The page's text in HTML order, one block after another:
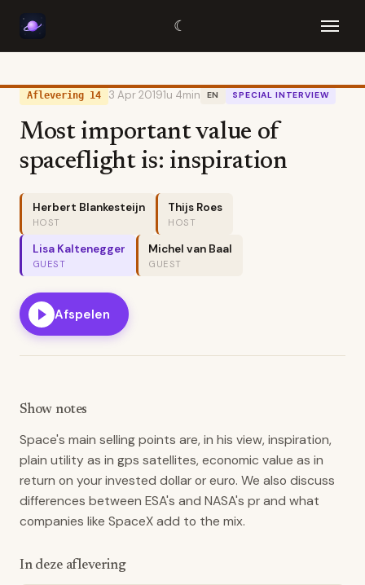
☾
Aflevering 14 3 Apr 20191u 4min EN SPECIAL INTERVIEW
Most important value of
spaceflight is: inspiration
Herbert Blankesteijn
HOST
Thijs Roes
HOST
Lisa Kaltenegger
GUEST
Michel van Baal
GUEST
Afspelen
Show notes
Space's main selling points are, in his view, inspiration,
plain utility as in gps satellites, economic value as in
return on your invested dollar or euro. We also discuss
differences between ESA's and NASA's pr and what
companies like SpaceX add to the mix.
In deze aflevering